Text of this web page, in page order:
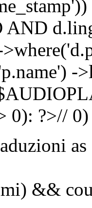
AND
0): ?>//
&&